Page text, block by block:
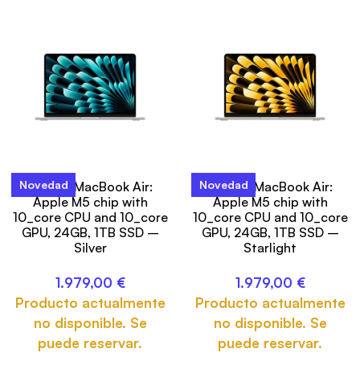
Novedad
13-inch MacBook Air:
Apple M5 chip with
10_core CPU and 10_core
GPU, 24GB, 1TB SSD –
Silver
1.979,00 €
Producto actualmente
no disponible. Se
puede reservar.
Novedad
13-inch MacBook Air:
Apple M5 chip with
10_core CPU and 10_core
GPU, 24GB, 1TB SSD –
Starlight
1.979,00 €
Producto actualmente
no disponible. Se
puede reservar.